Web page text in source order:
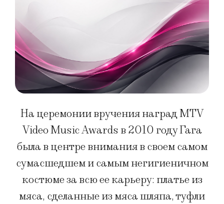
На церемонии вручения наград MTV
Video Music Awards в 2010 году Гага
была в центре внимания в своем самом
сумасшедшем и самым негигиеничном
костюме за всю ее карьеру: платье из
мяса, сделанные из мяса шляпа, туфли